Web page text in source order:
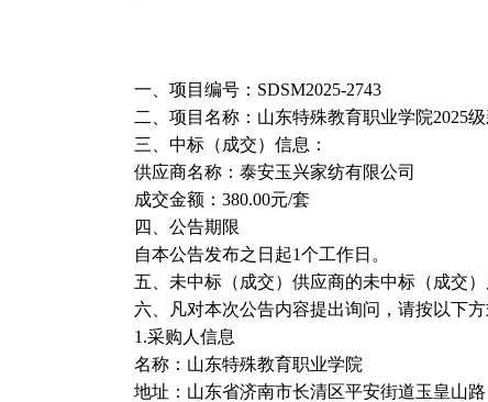
一、项目编号： SDSM2025-2743
二、项目名称： 山东特殊教育职业学院2025
三、中标（成交）信息：
供应商名称：泰安玉兴家纺有限公司
成交金额： 380.00元/套
四、公告期限
自本公告发布之日起1个工作日。
五、未中标（成交）供应商的未中标（成交
六、凡对本次公告内容提出询问，请按以下方
1.采购人信息
名称：山东特殊教育职业学院
地址：山东省济南市长清区平安街道玉皇山路